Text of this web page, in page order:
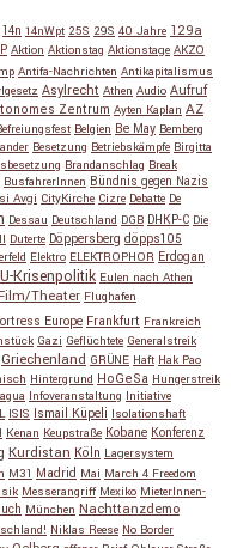
14n 14nWpt 25S 29S 40 Jahre 129a
Aktion Aktionstag Aktionstage AKZO
Antifa-Nachrichten Antikapitalismus
Asylrecht Athen Audio Aufruf
Zentrum Ayten Kaplan AZ
Belgien Be May Bemberg
Besetzung Betriebskämpfe Birgitta
Brandanschlag Break
BusfahrerInnen Bündnis gegen Nazis
Avgi CityKirche Cizre Debatte De
Dessau Deutschland DGB DHKP-C Die
Duterte Döppersberg döpps105
Elektro ELEKTROPHOR Erdogan
Krisenpolitik Eulen nach Athen
Theater Flughafen
Europe Frankfurt Frankreich
Gazi Geflüchtete Generalstreik
Griechenland GRÜNE Haft Hak Pao
Hintergrund HoGeSa Hungerstreik
Infoveranstaltung Initiative
ISIS Ismail Küpeli Isolationshaft
Kenan Keupstraße Kobane Konferenz
Kurdistan Köln Lagersystem
M31 Madrid Mai March 4 Freedom
Messerangriff Mexiko MieterInnen-
München Nachttanzdemo
Niklas Reese No Border